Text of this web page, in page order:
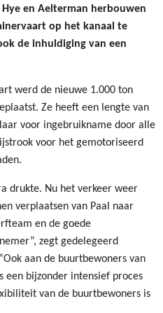
en Aelterman herbouwen
op het kanaal te
de inhuldiging van een
werd de nieuwe 1.000 ton
Ze heeft een lengte van
voor ingebruikname door alle
voor het gemotoriseerd
drukte. Nu het verkeer weer
verplaatsen van Paal naar
en de goede
zegt gedelegeerd
aan de buurtbewoners van
een bijzonder intensief proces
van de buurtbewoners is